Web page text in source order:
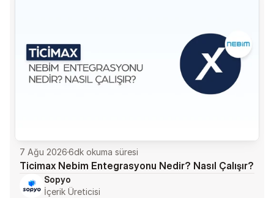
7 Ağu 20266dk okuma süresi
Ticimax Nebim Entegrasyonu Nedir? Nasıl Çalışır?
Sopyo
İçerik Üreticisi